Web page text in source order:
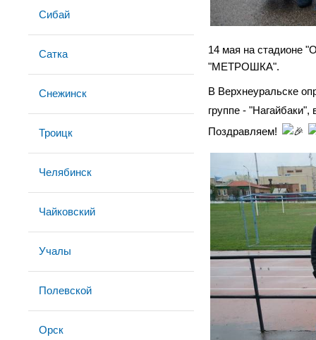
Сибай
Сатка
Снежинск
Троицк
Челябинск
Чайковский
Учалы
Полевской
Орск
14 мая на стадионе
"МЕТРОШКА".
В Верхнеуральске
группе -
Поздравляем!